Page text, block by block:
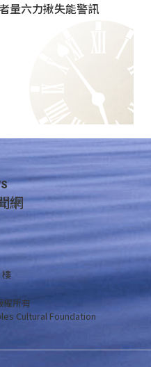
量六力揪失能警訊
網
樓
權所有
Cultural Foundation